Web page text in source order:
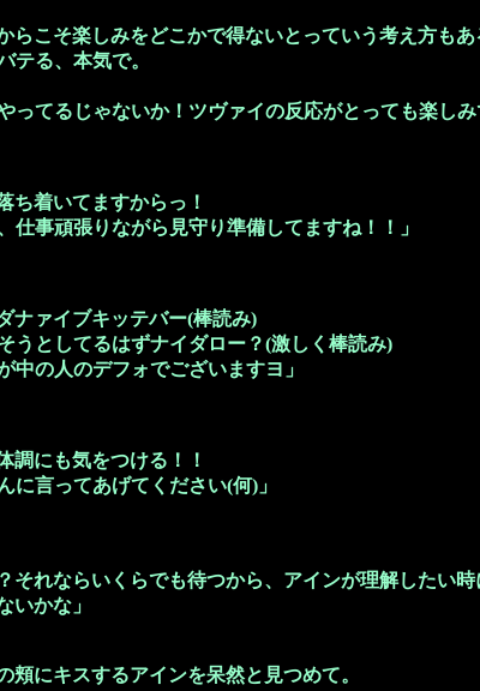
らこそ楽しみをどこかで得ないとっていう考え方も
る、本気で。
てるじゃないか！ツヴァイの反応がとっても楽し
ち着いてますからっ！
事頑張りながら見守り準備してますね！！」
ナァイブキッテバー(棒読み)
としてるはずナイダロー？(激しく棒読み)
の人のデフォでございますヨ」
調にも気をつける！！
言ってあげてください(何)」
それならいくらでも待つから、アインが理解したい
いかな」
頬にキスするアインを呆然と見つめて。